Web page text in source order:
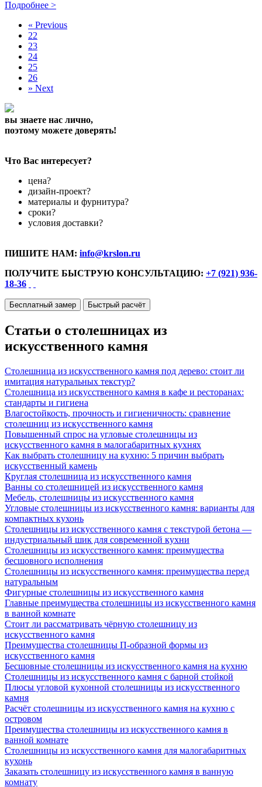
Подробнее >
« Previous
22
23
24
25
26
» Next
вы знаете нас лично,
поэтому можете доверять!
Что Вас интересует?
цена?
дизайн-проект?
материалы и фурнитура?
сроки?
условия доставки?
ПИШИТЕ НАМ: info@krslon.ru
ПОЛУЧИТЕ БЫСТРУЮ КОНСУЛЬТАЦИЮ: +7 (921) 936-
18-36
Бесплатный замер Быстрый расчёт
Статьи о столешницах из
искусственного камня
Столешница из искусственного камня под дерево: стоит ли
имитация натуральных текстур?
Столешница из искусственного камня в кафе и ресторанах:
стандарты и гигиена
Влагостойкость, прочность и гигиеничность: сравнение
столешниц из искусственного камня
Повышенный спрос на угловые столешницы из
искусственного камня в малогабаритных кухнях
Как выбрать столешницу на кухню: 5 причин выбрать
искусственный камень
Круглая столешница из искусственного камня
Ванны со столешницей из искусственного камня
Мебель, столешницы из искусственного камня
Угловые столешницы из искусственного камня: варианты для
компактных кухонь
Столешницы из искусственного камня с текстурой бетона —
индустриальный шик для современной кухни
Столешницы из искусственного камня: преимущества
бесшовного исполнения
Столешницы из искусственного камня: преимущества перед
натуральным
Фигурные столешницы из искусственного камня
Главные преимущества столешницы из искусственного камня
в ванной комнате
Стоит ли рассматривать чёрную столешницу из
искусственного камня
Преимущества столешницы П-образной формы из
искусственного камня
Бесшовные столешницы из искусственного камня на кухню
Столешницы из искусственного камня с барной стойкой
Плюсы угловой кухонной столешницы из искусственного
камня
Расчёт столешницы из искусственного камня на кухню с
островом
Преимущества столешницы из искусственного камня в
ванной комнате
Столешницы из искусственного камня для малогабаритных
кухонь
Заказать столешницу из искусственного камня в ванную
комнату